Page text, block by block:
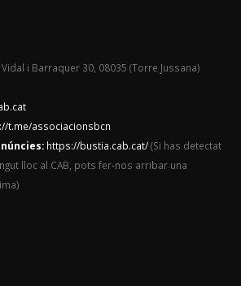
i Barraquer 30, 08035 (Torre Jussana)
t.me/associacionsbcn
https://bustia.cab.cat/(Si has detectat
lloc al CAB, pots fer-nos arribar una